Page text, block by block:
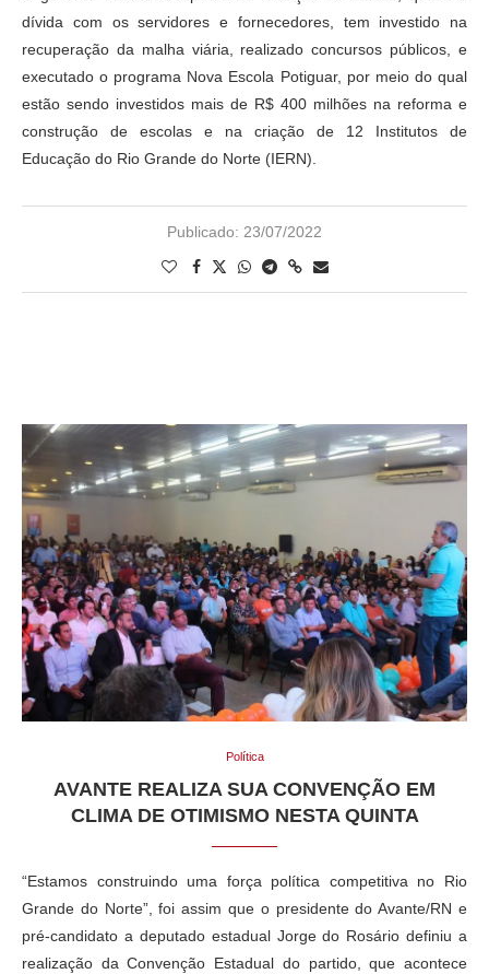
dívida com os servidores e fornecedores, tem investido na
recuperação da malha viária, realizado concursos públicos, e
executado o programa Nova Escola Potiguar, por meio do qual
estão sendo investidos mais de R$ 400 milhões na reforma e
construção de escolas e na criação de 12 Institutos de
Educação do Rio Grande do Norte (IERN).
Publicado: 23/07/2022
Política
AVANTE REALIZA SUA CONVENÇÃO EM
CLIMA DE OTIMISMO NESTA QUINTA
“Estamos construindo uma força política competitiva no Rio
Grande do Norte”, foi assim que o presidente do Avante/RN e
pré-candidato a deputado estadual Jorge do Rosário definiu a
realização da Convenção Estadual do partido, que acontece